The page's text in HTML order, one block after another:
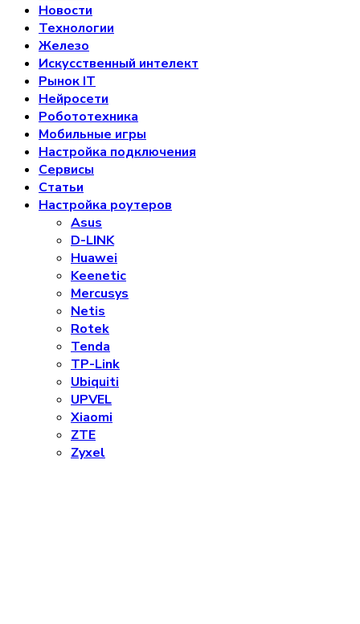
Новости
Технологии
Железо
Искусственный интелект
Рынок IT
Нейросети
Робототехника
Мобильные игры
Настройка подключения
Сервисы
Статьи
Настройка роутеров
Asus
D-LINK
Huawei
Keenetic
Mercusys
Netis
Rotek
Tenda
TP-Link
Ubiquiti
UPVEL
Xiaomi
ZTE
Zyxel